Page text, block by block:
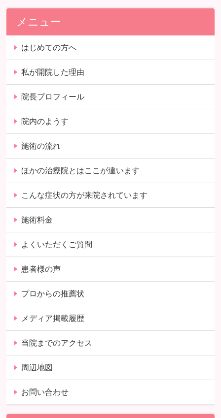
メニュー
はじめての方へ
私が開院した理由
院長プロフィール
院内のようす
施術の流れ
ほかの治療院とはここが違います
こんな症状の方が来院されています
施術料金
よくいただくご質問
患者様の声
プロからの推薦状
メディア掲載履歴
当院までのアクセス
周辺地図
お問い合わせ